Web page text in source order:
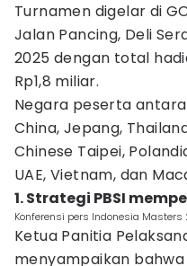
Turnamen digelar di
Jalan Pancing, Deli
2025 dengan total
Rp1,8 miliar.
Negara peserta
China, Jepang,
Chinese Taipei,
UAE, Vietnam, dan
1. Strategi PBSI
Konferensi pers Indonesia
Ketua Panitia
menyampaikan